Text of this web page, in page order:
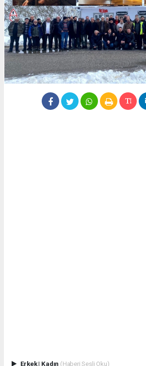
Erkek| Kadın (Haberi Sesli Oku)